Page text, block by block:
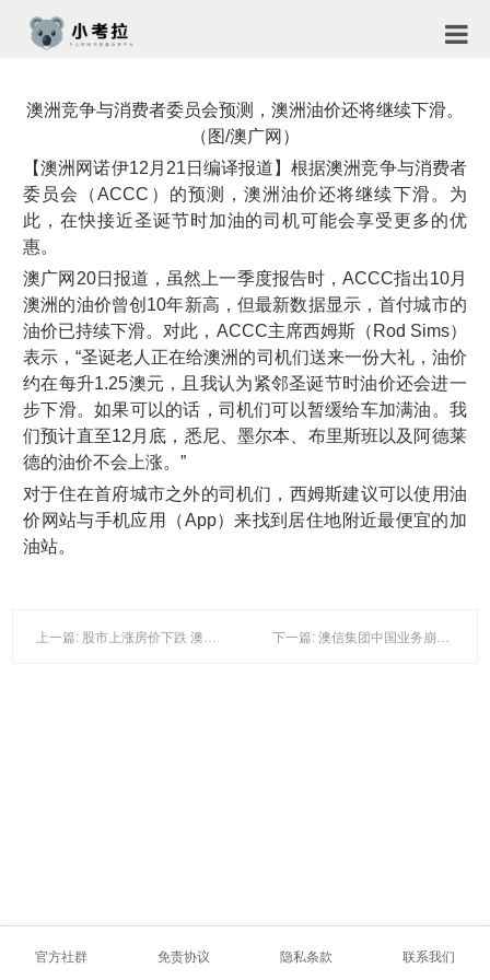
关于
新闻
免责
隐私
澳洲竞争与消费者委员会预测，澳洲油价还将继续下滑。
（图/澳广网）
【澳洲网诺伊12月21日编译报道】根据澳洲竞争与消费者
委员会（ACCC）的预测，澳洲油价还将继续下滑。为
此，在快接近圣诞节时加油的司机可能会享受更多的优
惠。
澳广网20日报道，虽然上一季度报告时，ACCC指出10月
澳洲的油价曾创10年新高，但最新数据显示，首付城市的
油价已持续下滑。对此，ACCC主席西姆斯（Rod Sims）
表示，“圣诞老人正在给澳洲的司机们送来一份大礼，油价
约在每升1.25澳元，且我认为紧邻圣诞节时油价还会进一
步下滑。如果可以的话，司机们可以暂缓给车加满油。我
们预计直至12月底，悉尼、墨尔本、布里斯班以及阿德莱
德的油价不会上涨。”
对于住在首府城市之外的司机们，西姆斯建议可以使用油
价网站与手机应用（App）来找到居住地附近最便宜的加
油站。
官方社群 免责协议 隐私条款 联系我们